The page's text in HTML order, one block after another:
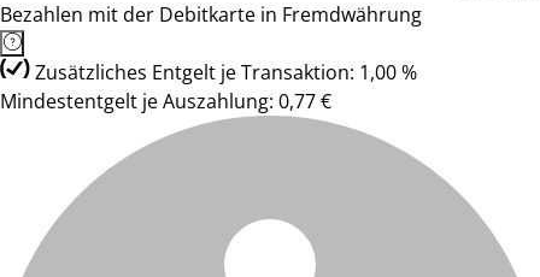
Bezahlen mit der Debitkarte in Fremdwährung
Zusätzliches Entgelt je Transaktion: 1,00 %
Mindestentgelt je Auszahlung: 0,77 €